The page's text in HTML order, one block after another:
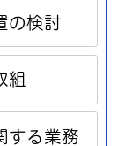
の検討
組
する業務